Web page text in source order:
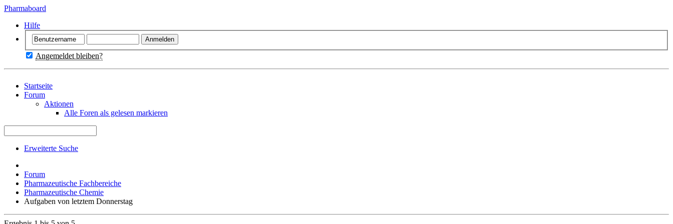
Pharmaboard
Hilfe
Angemeldet bleiben?
Startseite
Forum
Aktionen
Forum
Pharmazeutische Fachbereiche
Pharmazeutische Chemie